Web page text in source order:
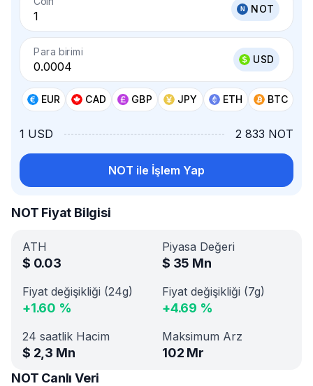
NOT
Para birimi
USD
EUR CAD GBP JPY ETH BTC
1 USD 2 833 NOT
NOT ile İşlem Yap
NOT Fiyat Bilgisi
ATH
$ 0.03
Piyasa Değeri
$ 35 Mn
Fiyat değişikliği (24g)
+1.60 %
Fiyat değişikliği (7g)
+4.69 %
24 saatlik Hacim
$ 2,3 Mn
Maksimum Arz
102 Mr
NOT Canlı Veri